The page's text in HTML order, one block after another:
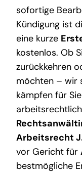
sofortige
Kündigung ist
eine kurze
kostenlos. Ob
zurückkehren
möchten – wir
kämpfen für
Arbeitsrecht
vor Gericht für
bestmögliche